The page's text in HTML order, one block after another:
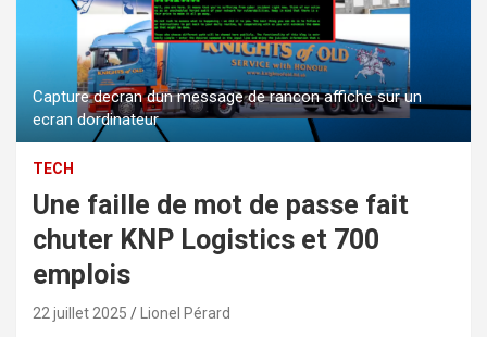
Capture decran dun message de rancon affiche sur un
ecran dordinateur
TECH
Une faille de mot de passe fait
chuter KNP Logistics et 700
emplois
22 juillet 2025 Lionel Pérard